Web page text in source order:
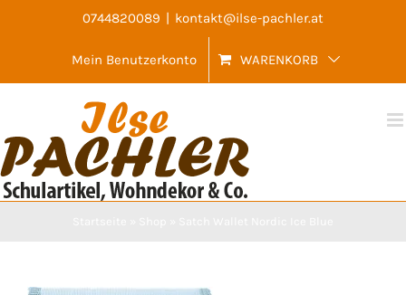
0744820089 | kontakt@ilse-pachler.at
Mein Benutzerkonto WARENKORB